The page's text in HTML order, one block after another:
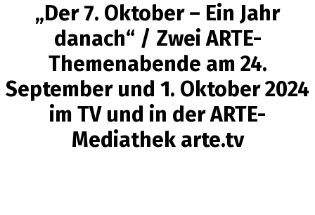
„Der 7. Oktober – Ein Jahr
danach“ / Zwei ARTE-
Themenabende am 24.
September und 1. Oktober 2024
im TV und in der ARTE-
Mediathek arte.tv